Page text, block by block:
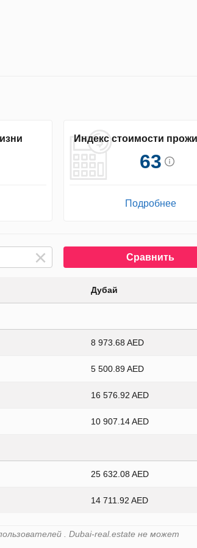
Индекс стоимости
63
Подробнее
Сравнить
Дубай
8 973.68 AED
5 500.89 AED
16 576.92 AED
10 907.14 AED
25 632.08 AED
14 711.92 AED
. Dubai-real.estate не может